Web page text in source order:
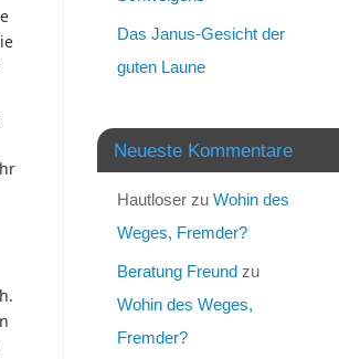
Das Janus-Gesicht der
guten Laune
Neueste Kommentare
Hautloser zu Wohin des
Weges, Fremder?
Beratung Freund zu
Wohin des Weges,
Fremder?